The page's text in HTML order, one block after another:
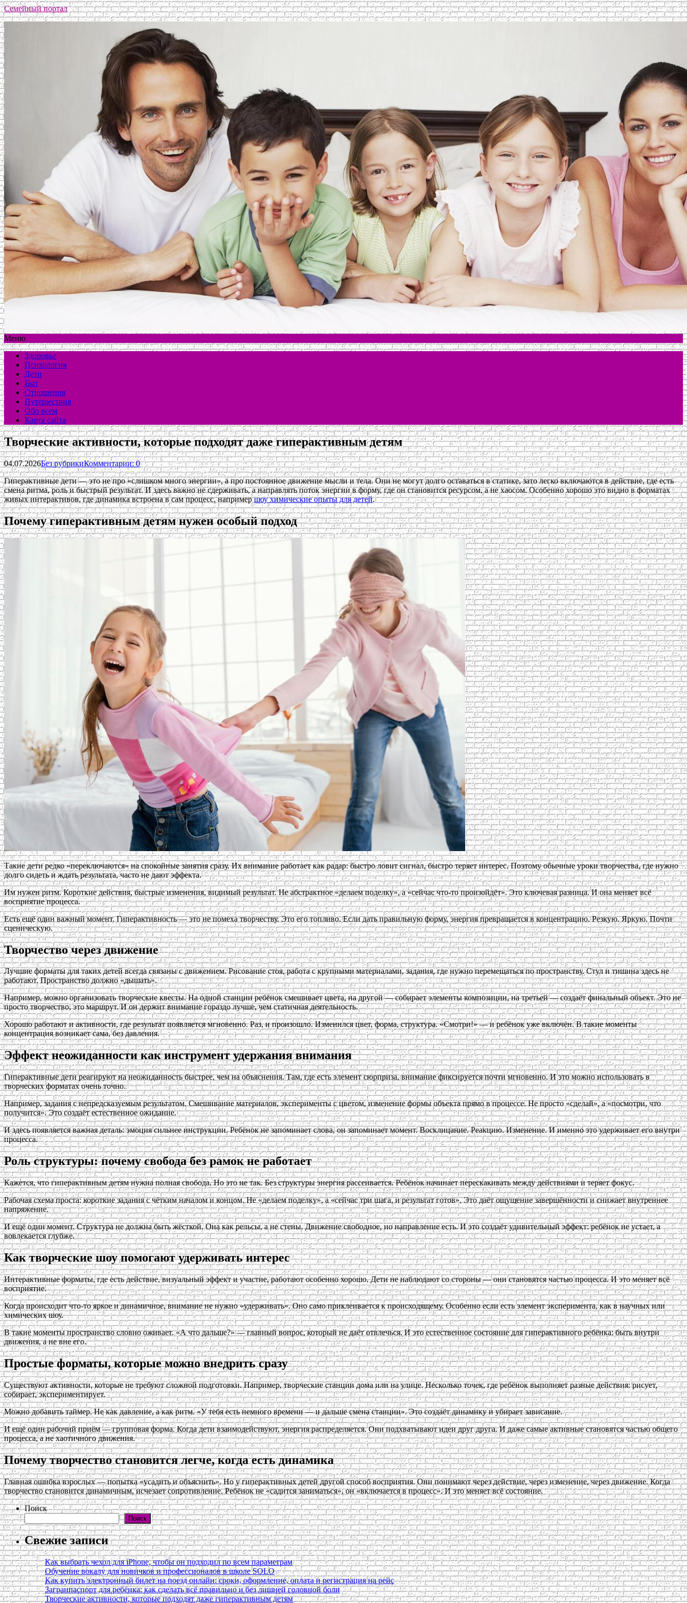
Семейный портал
Меню
Здоровье
Психология
Дети
Быт
Отношения
Путешествия
Обо всем
Карта сайта
Творческие активности, которые подходят даже гиперактивным детям
04.07.2026Без рубрикиКомментарии: 0
Гиперактивные дети — это не про «слишком много энергии», а про постоянное движение мысли и тела. Они не могут долго оставаться в статике, зато легко включаются в действие, где есть
смена ритма, роль и быстрый результат. И здесь важно не сдерживать, а направлять поток энергии в форму, где он становится ресурсом, а не хаосом. Особенно хорошо это видно в форматах
живых интерактивов, где динамика встроена в сам процесс, напримершоу химические опыты для детей.
Почему гиперактивным детям нужен особый подход
Такие дети редко «переключаются» на спокойные занятия сразу. Их внимание работает как радар: быстро ловит сигнал, быстро теряет интерес. Поэтому обычные уроки творчества, где нужно
долго сидеть и ждать результата, часто не дают эффекта.
Им нужен ритм. Короткие действия, быстрые изменения, видимый результат. Не абстрактное «делаем поделку», а «сейчас что-то произойдёт». Это ключевая разница. И она меняет всё
восприятие процесса.
Есть ещё один важный момент. Гиперактивность — это не помеха творчеству. Это его топливо. Если дать правильную форму, энергия превращается в концентрацию. Резкую. Яркую. Почти
сценическую.
Творчество через движение
Лучшие форматы для таких детей всегда связаны с движением. Рисование стоя, работа с крупными материалами, задания, где нужно перемещаться по пространству. Стул и тишина здесь не
работают. Пространство должно «дышать».
Например, можно организовать творческие квесты. На одной станции ребёнок смешивает цвета, на другой — собирает элементы композиции, на третьей — создаёт финальный объект. Это не
просто творчество, это маршрут. И он держит внимание гораздо лучше, чем статичная деятельность.
Хорошо работают и активности, где результат появляется мгновенно. Раз, и произошло. Изменился цвет, форма, структура. «Смотри!» — и ребёнок уже включён. В такие моменты
концентрация возникает сама, без давления.
Эффект неожиданности как инструмент удержания внимания
Гиперактивные дети реагируют на неожиданность быстрее, чем на объяснения. Там, где есть элемент сюрприза, внимание фиксируется почти мгновенно. И это можно использовать в
творческих форматах очень точно.
Например, задания с непредсказуемым результатом. Смешивание материалов, эксперименты с цветом, изменение формы объекта прямо в процессе. Не просто «сделай», а «посмотри, что
получится». Это создаёт естественное ожидание.
И здесь появляется важная деталь: эмоция сильнее инструкции. Ребёнок не запоминает слова, он запоминает момент. Восклицание. Реакцию. Изменение. И именно это удерживает его внутри
процесса.
Роль структуры: почему свобода без рамок не работает
Кажется, что гиперактивным детям нужна полная свобода. Но это не так. Без структуры энергия рассеивается. Ребёнок начинает перескакивать между действиями и теряет фокус.
Рабочая схема проста: короткие задания с чётким началом и концом. Не «делаем поделку», а «сейчас три шага, и результат готов». Это даёт ощущение завершённости и снижает внутреннее
напряжение.
И ещё один момент. Структура не должна быть жёсткой. Она как рельсы, а не стены. Движение свободное, но направление есть. И это создаёт удивительный эффект: ребёнок не устает, а
вовлекается глубже.
Как творческие шоу помогают удерживать интерес
Интерактивные форматы, где есть действие, визуальный эффект и участие, работают особенно хорошо. Дети не наблюдают со стороны — они становятся частью процесса. И это меняет всё
восприятие.
Когда происходит что-то яркое и динамичное, внимание не нужно «удерживать». Оно само приклеивается к происходящему. Особенно если есть элемент эксперимента, как в научных или
химических шоу.
В такие моменты пространство словно оживает. «А что дальше?» — главный вопрос, который не даёт отвлечься. И это естественное состояние для гиперактивного ребёнка: быть внутри
движения, а не вне его.
Простые форматы, которые можно внедрить сразу
Существуют активности, которые не требуют сложной подготовки. Например, творческие станции дома или на улице. Несколько точек, где ребёнок выполняет разные действия: рисует,
собирает, экспериментирует.
Можно добавить таймер. Не как давление, а как ритм. «У тебя есть немного времени — и дальше смена станции». Это создаёт динамику и убирает зависание.
И ещё один рабочий приём — групповая форма. Когда дети взаимодействуют, энергия распределяется. Они подхватывают идеи друг друга. И даже самые активные становятся частью общего
процесса, а не хаотичного движения.
Почему творчество становится легче, когда есть динамика
Главная ошибка взрослых — попытка «усадить и объяснить». Но у гиперактивных детей другой способ восприятия. Они понимают через действие, через изменение, через движение. Когда
творчество становится динамичным, исчезает сопротивление. Ребёнок не «садится заниматься», он «включается в процесс». И это меняет всё состояние.
Поиск
Поиск
Свежие записи
Как выбрать чехол для iPhone, чтобы он подходил по всем параметрам
Обучение вокалу для новичков и профессионалов в школе SOLO
Как купить электронный билет на поезд онлайн: сроки, оформление, оплата и регистрация на рейс
Загранпаспорт для ребёнка: как сделать всё правильно и без лишней головной боли
Творческие активности, которые подходят даже гиперактивным детям